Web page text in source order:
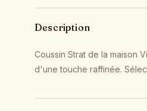
Description
Coussin Strat de la maison
d'une touche raffinée.